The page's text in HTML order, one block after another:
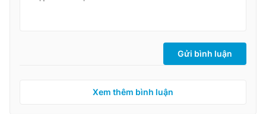
Gửi bình luận
Xem thêm bình luận